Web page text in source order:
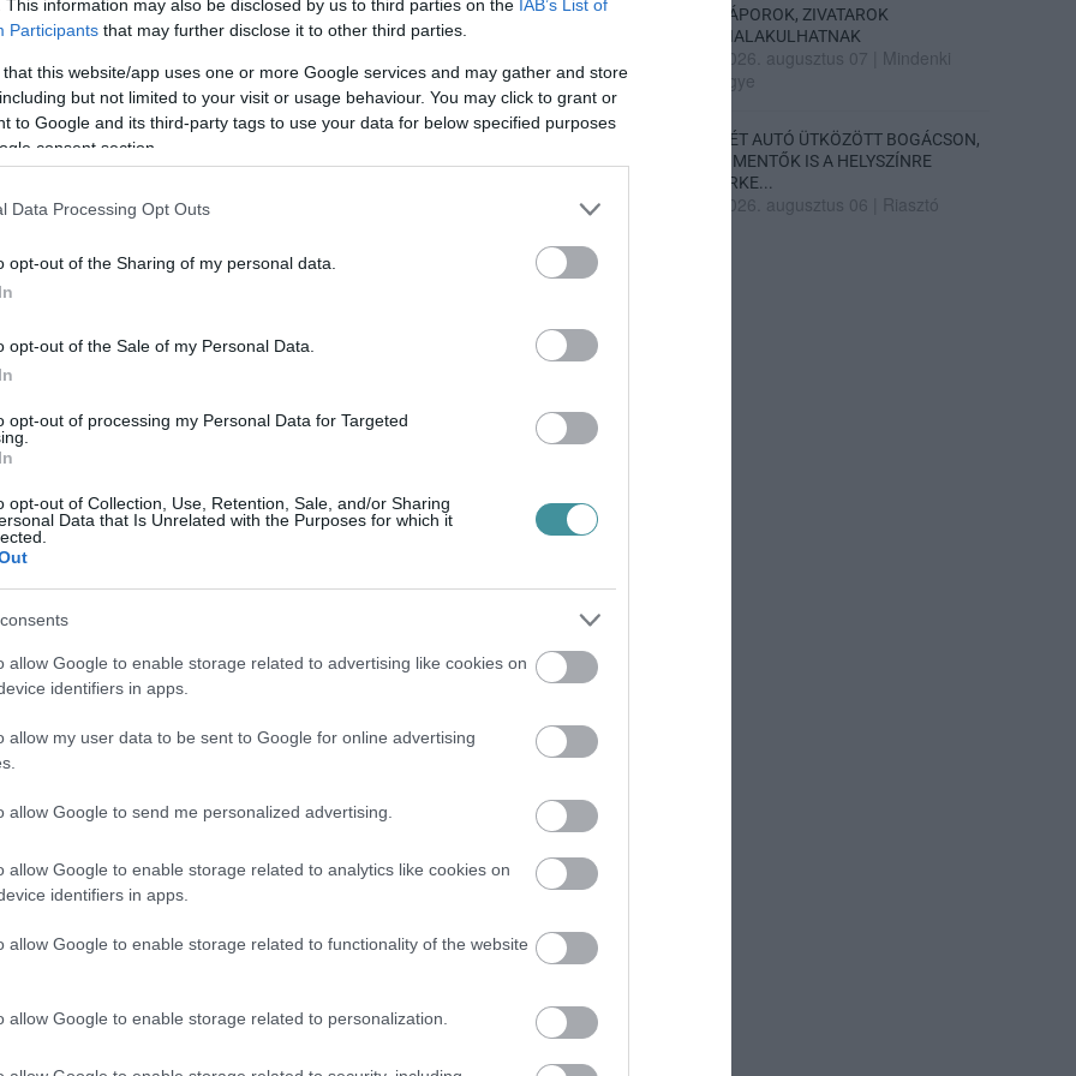
This information may also be disclosed by us to third parties on the IAB’s List of
Participants that may further disclose it to other third parties.
that this website/app uses one or more Google services and may gather and store
but not limited to your visit or usage behaviour. You may click to grant or
to Google and its third-party tags to use your data for below specified purposes
consent section.
Data Processing Opt Outs
opt-out of the Sharing of my personal data.
opt-out of the Sale of my Personal Data.
opt-out of processing my Personal Data for Targeted
opt-out of Collection, Use, Retention, Sale, and/or Sharing
Data that Is Unrelated with the Purposes for which it
allow Google to enable storage related to advertising like cookies on
identifiers in apps.
allow my user data to be sent to Google for online advertising
allow Google to send me personalized advertising.
allow Google to enable storage related to analytics like cookies on
identifiers in apps.
allow Google to enable storage related to functionality of the website
allow Google to enable storage related to personalization.
Éva irodavezető asszony számoljon
döntés alapján fizette az EVAT Zrt.
de ez alatt az időszak alatt a
semmilyen tájékoztatást.
mielőbbi lezárása a parkolóház
ezért szükséges a bizottság előtti
– áll a mostani Városgazdálkodási
nyújtott be.
hogyaz ügyben már a rendőrség is
hátrányt okozó hűtlen kezelés
és egyéb iratok szerint
6 éves bérleti szerződés 2020. április
helyzetet, noha erre minden
tovább bérlésről, sem pedig a pályázat
hogy
az önkormányzat
előterjesztés is 780 millió forintra
millió forintos kár is érhette az
tárgyalt a megvétel
tartozó Estosus Kft-nek, ám
ki a Mirkóczki Ádám polgármester
szóló információ nem áll
ZÁPOROK, ZIVATAROK
KIALAKULHATNAK
2026. augusztus 07
Mindenki
ügye
KÉT AUTÓ ÜTKÖZÖTT BOGÁCSON,
A MENTŐK IS A HELYSZÍNRE
ÉRKE...
2026. augusztus 06 Riasztó